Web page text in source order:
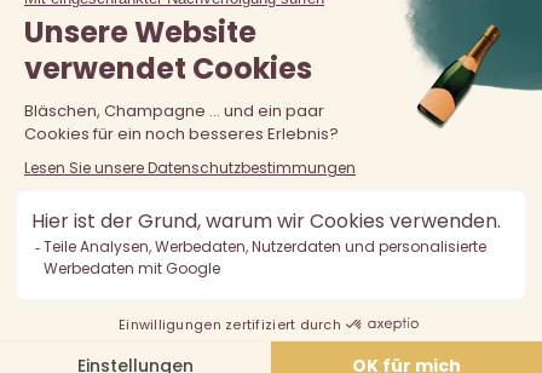
Der Verkauf von Alkohol an unter 18-Jährige ist verboten.
Alkoholmissbrauch ist gefährlich für die Gesundheit, in